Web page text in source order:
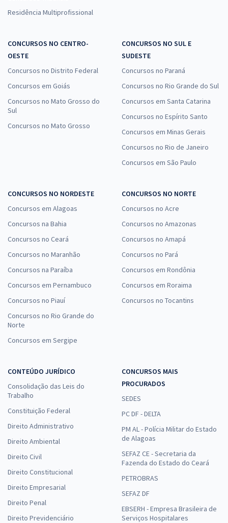
Residência Multiprofissional
CONCURSOS NO CENTRO-
OESTE
Concursos no Distrito Federal
Concursos em Goiás
Concursos no Mato Grosso do
Sul
Concursos no Mato Grosso
CONCURSOS NO SUL E
SUDESTE
Concursos no Paraná
Concursos no Rio Grande do Sul
Concursos em Santa Catarina
Concursos no Espírito Santo
Concursos em Minas Gerais
Concursos no Rio de Janeiro
Concursos em São Paulo
CONCURSOS NO NORDESTE
Concursos em Alagoas
Concursos na Bahia
Concursos no Ceará
Concursos no Maranhão
Concursos na Paraíba
Concursos em Pernambuco
Concursos no Piauí
Concursos no Rio Grande do
Norte
Concursos em Sergipe
CONCURSOS NO NORTE
Concursos no Acre
Concursos no Amazonas
Concursos no Amapá
Concursos no Pará
Concursos em Rondônia
Concursos em Roraima
Concursos no Tocantins
CONTEÚDO JURÍDICO
Consolidação das Leis do
Trabalho
Constituição Federal
Direito Administrativo
Direito Ambiental
Direito Civil
Direito Constitucional
Direito Empresarial
Direito Penal
Direito Previdenciário
CONCURSOS MAIS
PROCURADOS
SEDES
PC DF - DELTA
PM AL - Polícia Militar do Estado
de Alagoas
SEFAZ CE - Secretaria da
Fazenda do Estado do Ceará
PETROBRAS
SEFAZ DF
EBSERH - Empresa Brasileira de
Serviços Hospitalares